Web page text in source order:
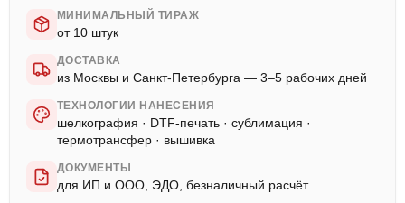
МИНИМАЛЬНЫЙ ТИРАЖ
от 10 штук
ДОСТАВКА
из Москвы и Санкт-Петербурга — 3–5 рабочих дней
ТЕХНОЛОГИИ НАНЕСЕНИЯ
шелкография · DTF-печать · сублимация ·
термотрансфер · вышивка
ДОКУМЕНТЫ
для ИП и ООО, ЭДО, безналичный расчёт